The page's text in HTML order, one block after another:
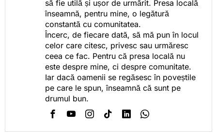
să fie utilă și ușor de urmărit. Presa locală
înseamnă, pentru mine, o legătură
constantă cu comunitatea.
Încerc, de fiecare dată, să mă pun în locul
celor care citesc, privesc sau urmăresc
ceea ce fac. Pentru că presa locală nu
este despre mine, ci despre comunitate.
Iar dacă oamenii se regăsesc în poveștile
pe care le spun, înseamnă că sunt pe
drumul bun.